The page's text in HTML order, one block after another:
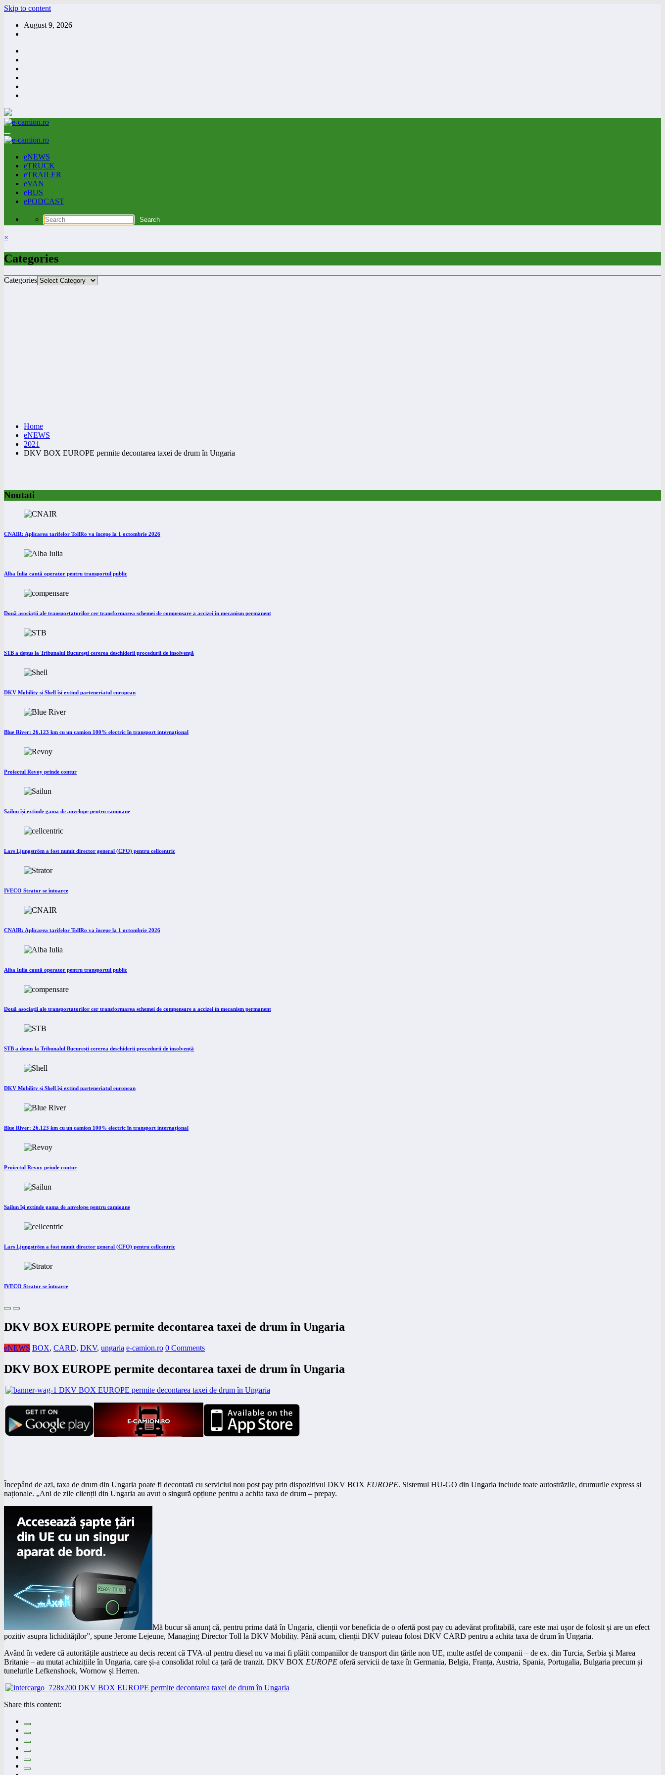
Skip to content
August 9, 2026
eNEWS
eTRUCK
eTRAILER
eVAN
eBUS
ePODCAST
×
Categories
Categories
Home
eNEWS
2021
DKV BOX EUROPE permite decontarea taxei de drum în Ungaria
Noutati
CNAIR: Aplicarea tarifelor TollRo va începe la 1 octombrie 2026
Alba Iulia caută operator pentru transportul public
Două asociații ale transportatorilor cer transformarea schemei de compensare a accizei în mecanism permanent
STB a depus la Tribunalul București cererea deschiderii procedurii de insolvență
DKV Mobility și Shell își extind parteneriatul european
Blue River: 26.123 km cu un camion 100% electric în transport internațional
Proiectul Revoy prinde contur
Sailun își extinde gama de anvelope pentru camioane
Lars Ljungström a fost numit director general (CFO) pentru cellcentric
IVECO Strator se întoarce
CNAIR: Aplicarea tarifelor TollRo va începe la 1 octombrie 2026
Alba Iulia caută operator pentru transportul public
Două asociații ale transportatorilor cer transformarea schemei de compensare a accizei în mecanism permanent
STB a depus la Tribunalul București cererea deschiderii procedurii de insolvență
DKV Mobility și Shell își extind parteneriatul european
Blue River: 26.123 km cu un camion 100% electric în transport internațional
Proiectul Revoy prinde contur
Sailun își extinde gama de anvelope pentru camioane
Lars Ljungström a fost numit director general (CFO) pentru cellcentric
IVECO Strator se întoarce
DKV BOX EUROPE permite decontarea taxei de drum în Ungaria
eNEWS BOX, CARD, DKV, ungaria e-camion.ro 0 Comments
DKV BOX EUROPE permite decontarea taxei de drum în Ungaria
Începând de azi, taxa de drum din Ungaria poate fi decontată cu serviciul nou post pay prin dispozitivul DKV BOX EUROPE. Sistemul HU-GO din Ungaria include toate autostrăzile, drumurile express și
naționale. „Ani de zile clienții din Ungaria au avut o singură opțiune pentru a achita taxa de drum – prepay.
Mă bucur să anunț că, pentru prima dată în Ungaria, clienții vor beneficia de o ofertă post pay cu adevărat profitabilă, care este mai ușor de folosit și are un efect
pozitiv asupra lichidităților”, spune Jerome Lejeune, Managing Director Toll la DKV Mobility. Până acum, clienții DKV puteau folosi DKV CARD pentru a achita taxa de drum în Ungaria.
Având în vedere că autoritățile austriece au decis recent că TVA-ul pentru diesel nu va mai fi plătit companiilor de transport din țările non UE, multe astfel de companii – de ex. din Turcia, Serbia și Marea
Britanie – au mutat achizițiile în Ungaria, care și-a consolidat rolul ca țară de tranzit. DKV BOX EUROPE oferă servicii de taxe în Germania, Belgia, Franța, Austria, Spania, Portugalia, Bulgaria precum și
tunelurile Lefkenshoek, Wornow și Herren.
Share this content: